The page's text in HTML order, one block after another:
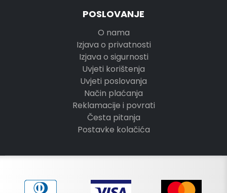
POSLOVANJE
O nama
Izjava o privatnosti
Izjava o sigurnosti
Uvjeti korištenja
Uvjeti poslovanja
Način plaćanja
Reklamacije i povrati
Česta pitanja
Postavke kolačića